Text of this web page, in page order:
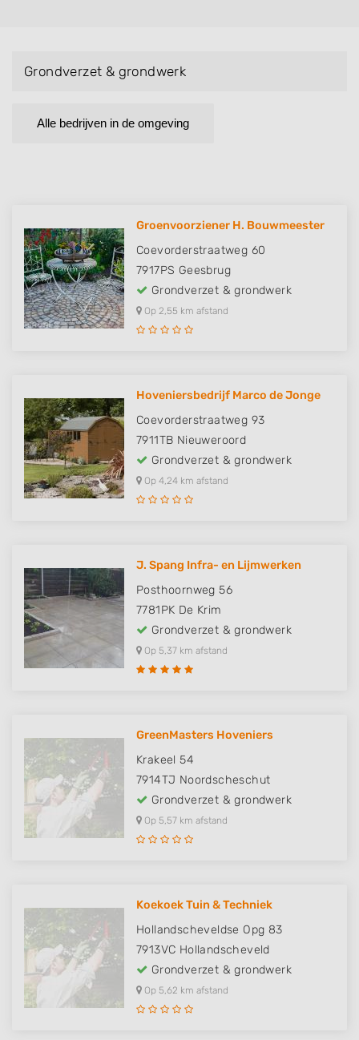
Grondverzet & grondwerk
Alle bedrijven in de omgeving
Groenvoorziener H. Bouwmeester
Coevorderstraatweg 60
7917PS Geesbrug
Grondverzet & grondwerk
Op 2,55 km afstand
Hoveniersbedrijf Marco de Jonge
Coevorderstraatweg 93
7911TB Nieuweroord
Grondverzet & grondwerk
Op 4,24 km afstand
J. Spang Infra- en Lijmwerken
Posthoornweg 56
7781PK De Krim
Grondverzet & grondwerk
Op 5,37 km afstand
GreenMasters Hoveniers
Krakeel 54
7914TJ Noordscheschut
Grondverzet & grondwerk
Op 5,57 km afstand
Koekoek Tuin & Techniek
Hollandscheveldse Opg 83
7913VC Hollandscheveld
Grondverzet & grondwerk
Op 5,62 km afstand